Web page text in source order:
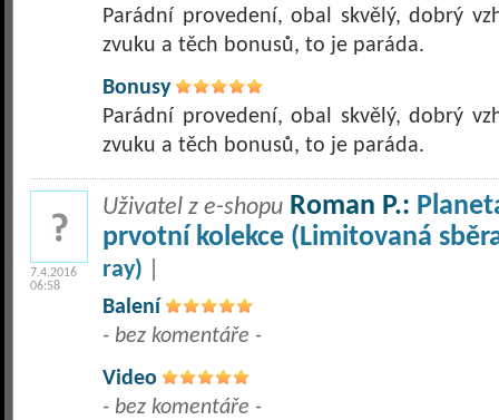
Parádní provedení, obal skvělý, dobrý
zvuku a těch bonusů, to je paráda.
Bonusy
Parádní provedení, obal skvělý, dobrý
zvuku a těch bonusů, to je paráda.
7.4.2016
06:58
Uživatel z e-shopu Roman P.:
prvotní kolekce (Limitovaná
ray)
Balení
- bez komentáře -
Video
- bez komentáře -